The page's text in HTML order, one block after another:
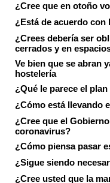
¿Cree que en otoño
¿Está de acuerdo con
¿Crees debería ser
cerrados y en
Ve bien que se abran
hostelería
¿Qué le parece el
¿Cómo está llevando
¿Cree que el
coronavirus?
¿Cómo piensa pasar
¿Sigue siendo
¿Cree usted que la